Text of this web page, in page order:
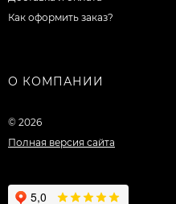
Как оформить заказ?
О КОМПАНИИ
© 2026
Полная версия сайта